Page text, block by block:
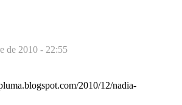
de 2010 - 22:55
2010/12/nadia-